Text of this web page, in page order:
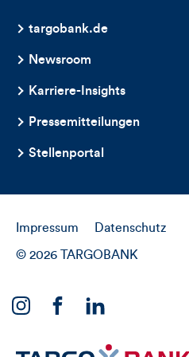
targobank.de
Newsroom
Karriere-Insights
Pressemitteilungen
Stellenportal
Impressum Datenschutz
© 2026 TARGOBANK